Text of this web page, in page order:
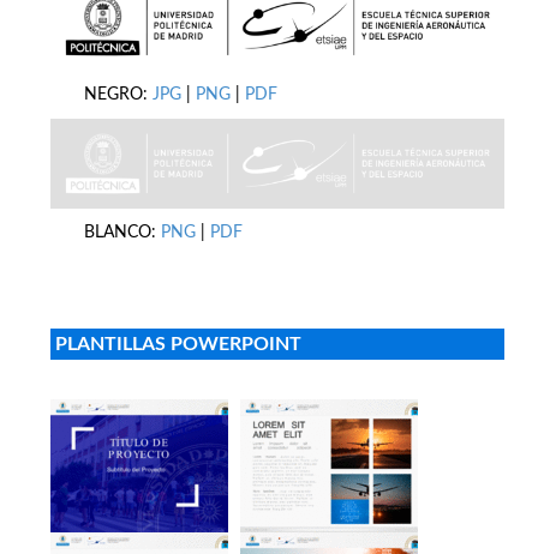
NEGRO: JPG PNG PDF
BLANCO: PNG PDF
PLANTILLAS POWERPOINT